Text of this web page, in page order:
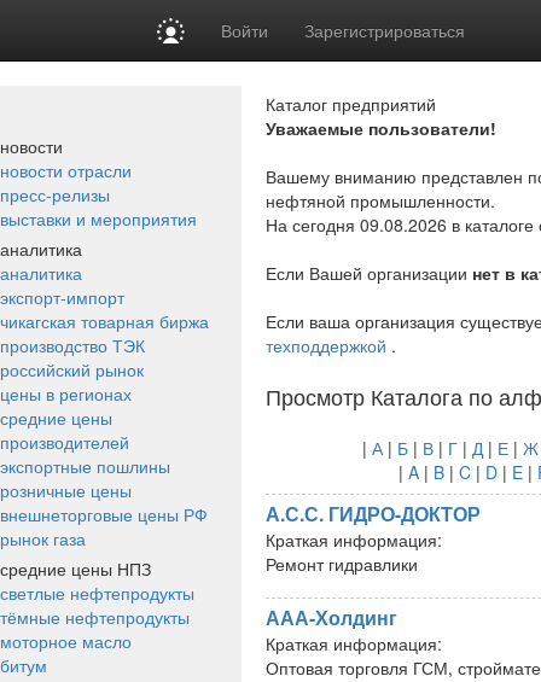
Войти Зарегистрироваться
новости
новости отрасли
пресс-релизы
выставки и мероприятия
аналитика
аналитика
экспорт-импорт
чикагская товарная биржа
производство ТЭК
российский рынок
цены в регионах
средние цены
производителей
экспортные пошлины
розничные цены
внешнеторговые цены РФ
рынок газа
средние цены НПЗ
светлые нефтепродукты
тёмные нефтепродукты
моторное масло
битум
Каталог предприятий
Уважаемые пользователи!
Вашему вниманию представлен
нефтяной промышленности.
На сегодня 09.08.2026 в
Если Вашей организации нет в
Если ваша организация
техподдержкой .
Просмотр Каталога по
| А| Б | В | Г | Д| Е | Ж
| A| B| C| D| E|
А.С.С. ГИДРО-ДОКТОР
Краткая информация:
Ремонт гидравлики
ААА-Холдинг
Краткая информация:
Оптовая торговля ГСМ,